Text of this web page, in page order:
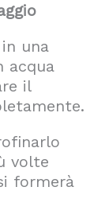
una
acqua
il
volte
formerà